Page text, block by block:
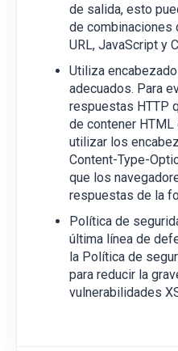
de salida, esto
de combinaciones
URL, JavaScript y
Utiliza
adecuados. Para
respuestas HTTP
de contener
utilizar los
Content-Type-
que los
respuestas de la
Política de
última línea de
la Política de
para reducir la
vulnerabilidades